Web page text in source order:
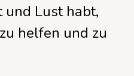
und Lust habt,
helfen und zu